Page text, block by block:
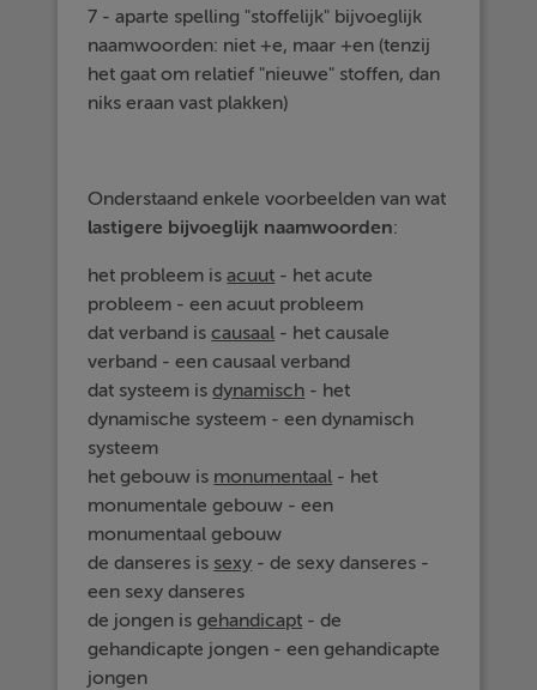
7 - aparte spelling "stoffelijk" bijvoeglijk
naamwoorden: niet +e, maar +en (tenzij
het gaat om relatief "nieuwe" stoffen, dan
niks eraan vast plakken)
Onderstaand enkele voorbeelden van wat
lastigere bijvoeglijk naamwoorden:
het probleem isacuut - het acute
probleem - een acuut probleem
dat verband iscausaal - het causale
verband - een causaal verband
dat systeem isdynamisch - het
dynamische systeem - een dynamisch
systeem
het gebouw is monumentaal - het
monumentale gebouw - een
monumentaal gebouw
de danseres is sexy - de sexy danseres -
een sexy danseres
de jongen isgehandicapt - de
gehandicapte jongen - een gehandicapte
jongen